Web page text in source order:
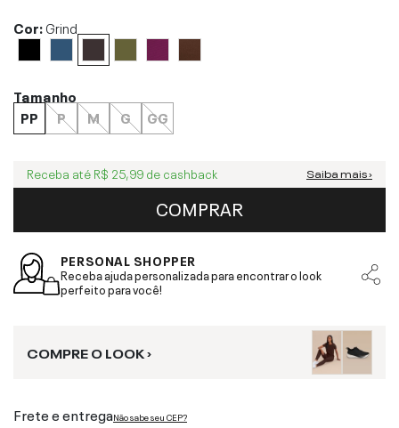
Cor:Grind
Tamanho
PP
P M G GG
Receba até R$ 25,99 de cashback Saiba mais ›
COMPRAR
PERSONAL SHOPPER
Receba ajuda personalizada para encontrar o look
perfeito para você!
COMPRE O LOOK ›
Frete e entregaNão sabe seu CEP?